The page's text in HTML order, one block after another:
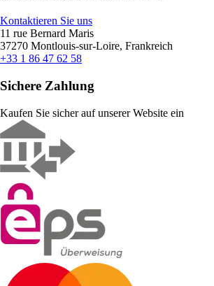
Kontaktieren Sie uns
11 rue Bernard Maris
37270 Montlouis-sur-Loire, Frankreich
+33 1 86 47 62 58
Sichere Zahlung
Kaufen Sie sicher auf unserer Website ein